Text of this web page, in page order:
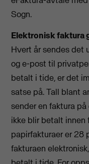
Sogn.
Elektronisk faktura
Hvert år sendes det
og e-post til
betalt i tide, er det
satse på. Tall blant
sender en faktura
ikke blir betalt innen
papirfakturaer er 28
fakturaen